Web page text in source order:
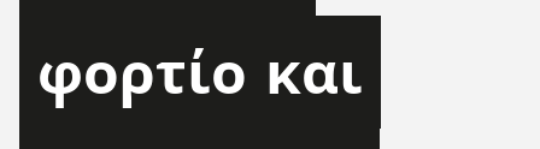
φορτίο και